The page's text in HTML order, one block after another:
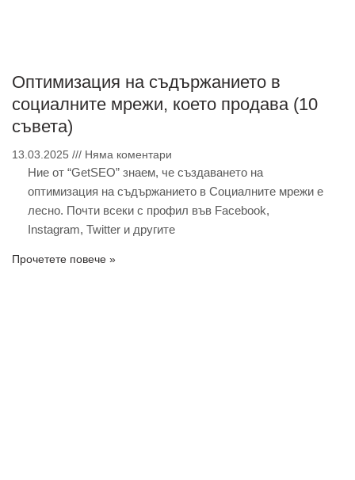
Оптимизация на съдържанието в
социалните мрежи, което продава (10
съвета)
13.03.2025 Няма коментари
Ние от “GetSEO” знаем, че създаването на
оптимизация на съдържанието в Социалните мрежи е
лесно. Почти всеки с профил във Facebook,
Instagram, Twitter и другите
Прочетете повече »